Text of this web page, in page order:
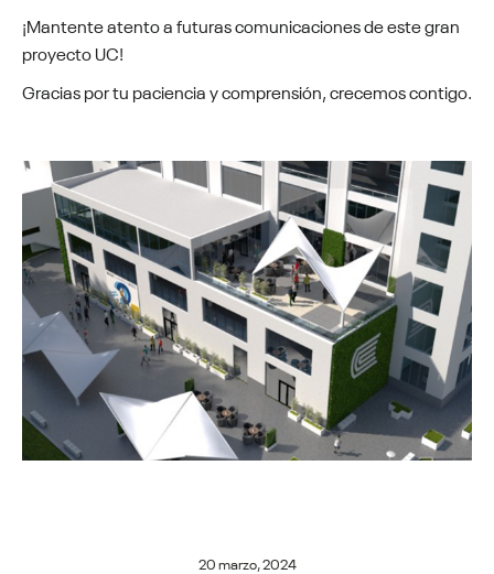
¡Mantente atento a futuras comunicaciones de este gran
proyecto UC!
Gracias por tu paciencia y comprensión, crecemos contigo.
20 marzo, 2024